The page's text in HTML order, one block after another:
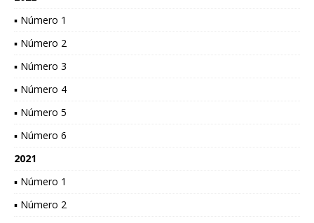
▪ Número 1
▪ Número 2
▪ Número 3
▪ Número 4
▪ Número 5
▪ Número 6
2021
▪ Número 1
▪ Número 2